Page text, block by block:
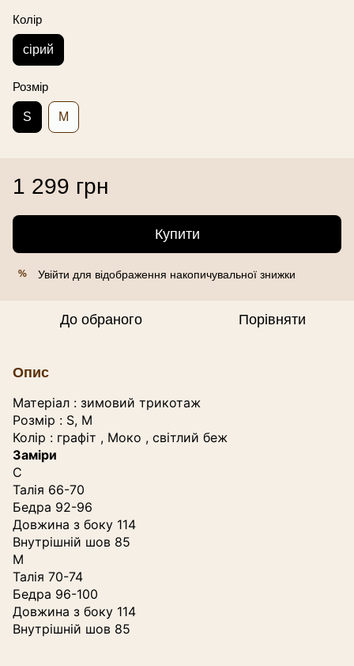
Колір
сірий
Розмір
S M
1 299 грн
Купити
% Увійти для відображення накопичувальної знижки
До обраного Порівняти
Опис
Матеріал : зимовий трикотаж
Розмір : S, M
Колір : графіт , Моко , світлий беж
Заміри
С
Талія 66-70
Бедра 92-96
Довжина з боку 114
Внутрішній шов 85
М
Талія 70-74
Бедра 96-100
Довжина з боку 114
Внутрішній шов 85